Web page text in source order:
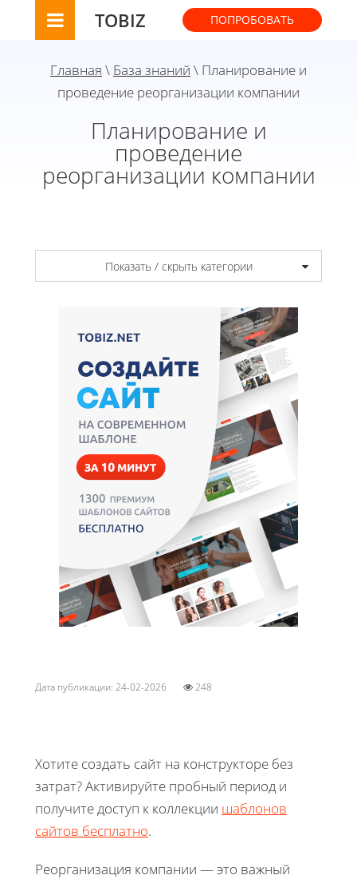
TOBIZ ПОПРОБОВАТЬ
Главная \ База знаний \ Планирование и
проведение реорганизации компании
Планирование и
проведение
реорганизации компании
Показать / скрыть категории
Дата публикации: 24-02-2026 248
Хотите создать сайт на конструкторе без
затрат? Активируйте пробный период и
получите доступ к коллекции шаблонов
сайтов бесплатно.
Реорганизация компании — это важный